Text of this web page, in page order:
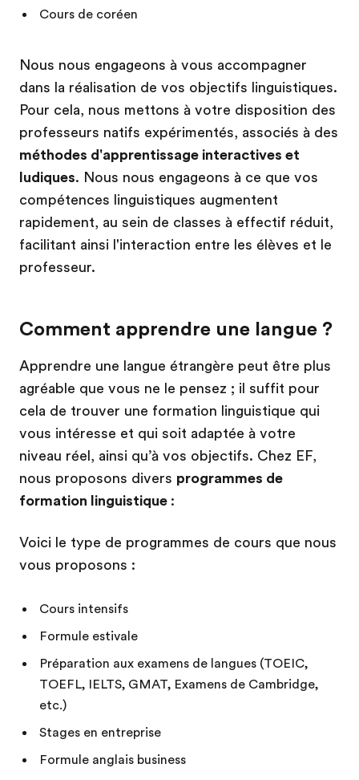
Cours de coréen
Nous nous engageons à vous accompagner
dans la réalisation de vos objectifs linguistiques.
Pour cela, nous mettons à votre disposition des
professeurs natifs expérimentés, associés à des
méthodes d'apprentissage interactives et
ludiques. Nous nous engageons à ce que vos
compétences linguistiques augmentent
rapidement, au sein de classes à effectif réduit,
facilitant ainsi l'interaction entre les élèves et le
professeur.
Comment apprendre une langue ?
Apprendre une langue étrangère peut être plus
agréable que vous ne le pensez ; il suffit pour
cela de trouver une formation linguistique qui
vous intéresse et qui soit adaptée à votre
niveau réel, ainsi qu’à vos objectifs. Chez EF,
nous proposons divers programmes de
formation linguistique :
Voici le type de programmes de cours que nous
vous proposons :
Cours intensifs
Formule estivale
Préparation aux examens de langues (TOEIC,
TOEFL, IELTS, GMAT, Examens de Cambridge,
etc.)
Stages en entreprise
Formule anglais business